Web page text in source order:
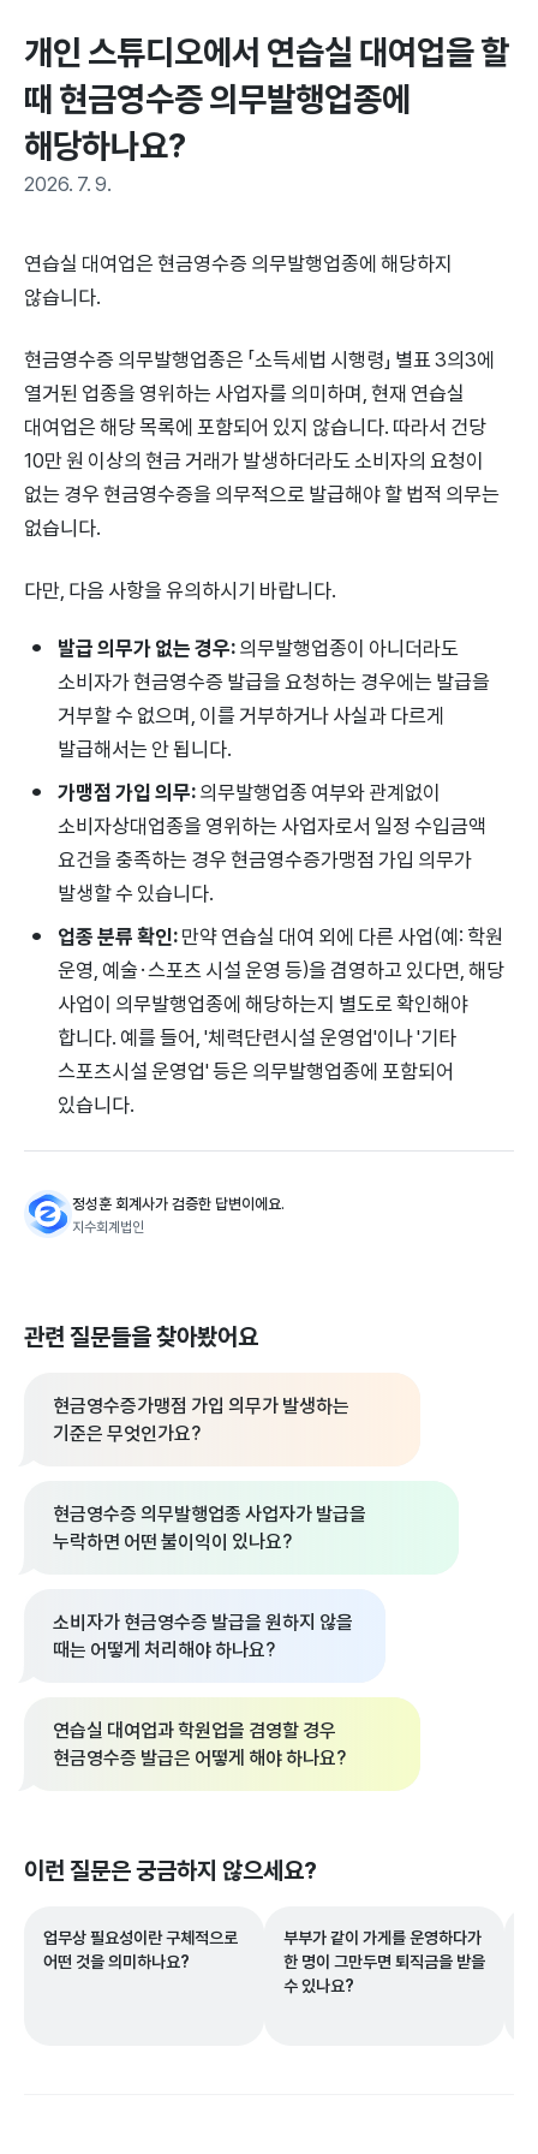
개인 스튜디오에서 연습실 대여업을 할
때 현금영수증 의무발행업종에
해당하나요?
2026. 7. 9.
연습실 대여업은 현금영수증 의무발행업종에 해당하지
않습니다.
현금영수증 의무발행업종은 「소득세법 시행령」 별표 3의3에
열거된 업종을 영위하는 사업자를 의미하며, 현재 연습실
대여업은 해당 목록에 포함되어 있지 않습니다. 따라서 건당
10만 원 이상의 현금 거래가 발생하더라도 소비자의 요청이
없는 경우 현금영수증을 의무적으로 발급해야 할 법적 의무는
없습니다.
다만, 다음 사항을 유의하시기 바랍니다.
발급 의무가 없는 경우:의무발행업종이 아니더라도
소비자가 현금영수증 발급을 요청하는 경우에는 발급을
거부할 수 없으며, 이를 거부하거나 사실과 다르게
발급해서는 안 됩니다.
가맹점 가입 의무:의무발행업종 여부와 관계없이
소비자상대업종을 영위하는 사업자로서 일정 수입금액
요건을 충족하는 경우 현금영수증가맹점 가입 의무가
발생할 수 있습니다.
업종 분류 확인:만약 연습실 대여 외에 다른 사업(예: 학원
운영, 예술·스포츠 시설 운영 등)을 겸영하고 있다면, 해당
사업이 의무발행업종에 해당하는지 별도로 확인해야
합니다. 예를 들어, '체력단련시설 운영업'이나 '기타
스포츠시설 운영업' 등은 의무발행업종에 포함되어
있습니다.
정성훈 회계사가 검증한 답변이에요.
지수회계법인
관련 질문들을 찾아봤어요
현금영수증가맹점 가입 의무가 발생하는
기준은 무엇인가요?
현금영수증 의무발행업종 사업자가 발급을
누락하면 어떤 불이익이 있나요?
소비자가 현금영수증 발급을 원하지 않을
때는 어떻게 처리해야 하나요?
연습실 대여업과 학원업을 겸영할 경우
현금영수증 발급은 어떻게 해야 하나요?
이런 질문은 궁금하지 않으세요?
업무상 필요성이란 구체적으로
어떤 것을 의미하나요?
부부가 같이 가게를 운영하다가
한 명이 그만두면 퇴직금을 받을
수 있나요?